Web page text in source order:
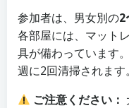
参加者は、男女別の2
各部屋には、マット
具が備わっています
週に2回清掃されます。
ご注意ください：